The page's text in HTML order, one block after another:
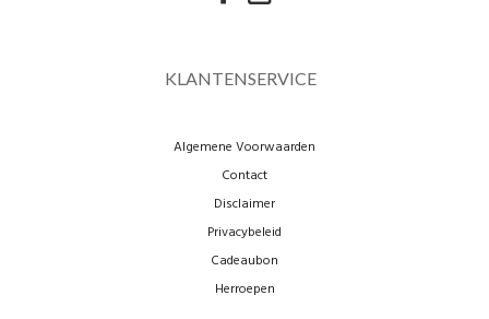
KLANTENSERVICE
Algemene Voorwaarden
Contact
Disclaimer
Privacybeleid
Cadeaubon
Herroepen